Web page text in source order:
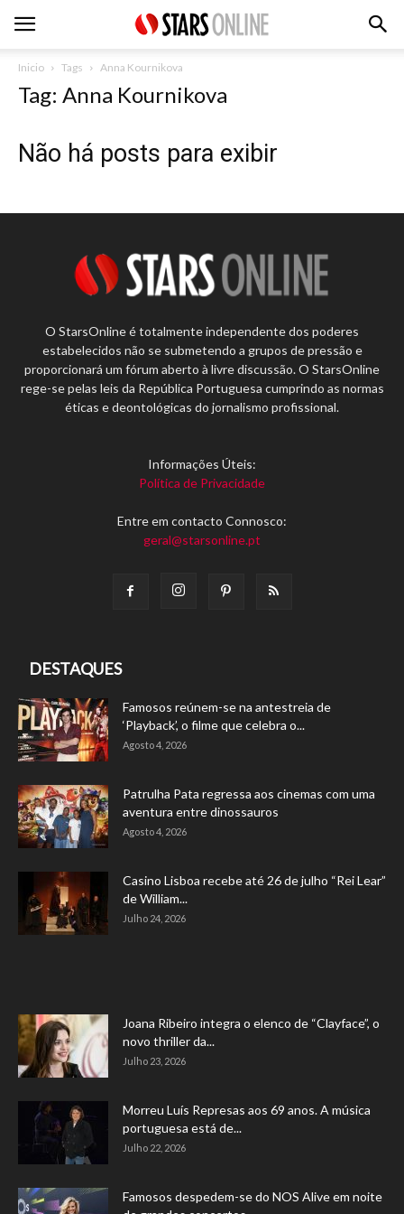
Inicio Tags Anna Kournikova
Tag: Anna Kournikova
Não há posts para exibir
O StarsOnline é totalmente independente dos poderes
estabelecidos não se submetendo a grupos de pressão e
proporcionará um fórum aberto à livre discussão. O StarsOnline
rege-se pelas leis da República Portuguesa cumprindo as normas
éticas e deontológicas do jornalismo profissional.
Informações Úteis:
Política de Privacidade
Entre em contacto Connosco:
geral@starsonline.pt
DESTAQUES
Famosos reúnem-se na antestreia de
‘Playback’, o filme que celebra o...
Agosto 4, 2026
Patrulha Pata regressa aos cinemas com uma
aventura entre dinossauros
Agosto 4, 2026
Casino Lisboa recebe até 26 de julho “Rei Lear”
de William...
Julho 24, 2026
Joana Ribeiro integra o elenco de “Clayface”, o
novo thriller da...
Julho 23, 2026
Morreu Luís Represas aos 69 anos. A música
portuguesa está de...
Julho 22, 2026
Famosos despedem-se do NOS Alive em noite